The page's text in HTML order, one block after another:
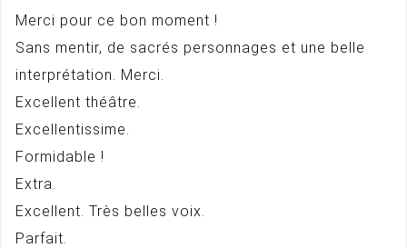
Merci pour ce bon moment !
Sans mentir, de sacrés personnages et une belle
interprétation. Merci.
Excellent théâtre.
Excellentissime.
Formidable !
Extra.
Excellent. Très belles voix.
Parfait.